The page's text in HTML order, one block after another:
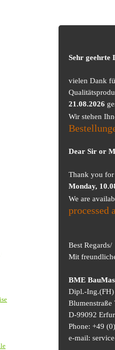
Sehr geehrte
vielen Dank
21.08.2026
Wir stehen
Dear Sir or
Thank you
Monday,
We are
processed
Best Regards/
Mit
BME
Dipl.-Ing.(FH)
Blumenstraße
D-99092
Phone: +49
e-mail: